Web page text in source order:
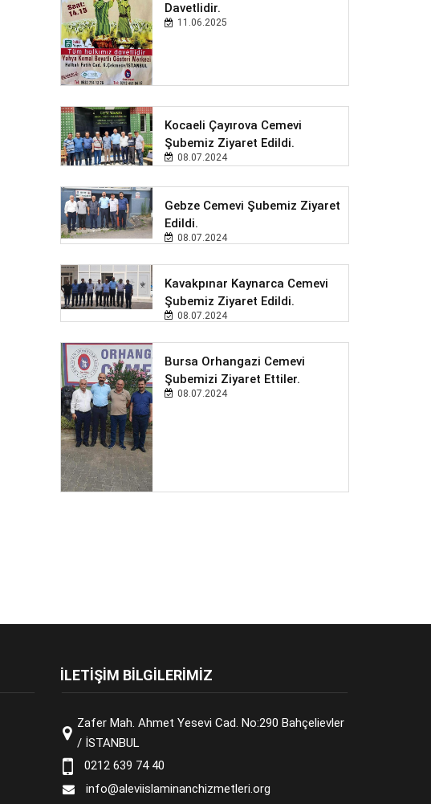
Davetlidir.
11.06.2025
Kocaeli Çayırova Cemevi
Şubemiz Ziyaret Edildi.
08.07.2024
Gebze Cemevi Şubemiz Ziyaret
Edildi.
08.07.2024
Kavakpınar Kaynarca Cemevi
Şubemiz Ziyaret Edildi.
08.07.2024
Bursa Orhangazi Cemevi
Şubemizi Ziyaret Ettiler.
08.07.2024
İLETİŞİM BİLGİLERİMİZ
Zafer Mah. Ahmet Yesevi Cad. No:290 Bahçelievler
/ İSTANBUL
0212 639 74 40
info@aleviislaminanchizmetleri.org